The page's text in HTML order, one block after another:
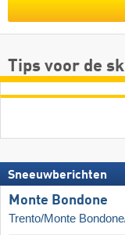
Tips voor de
Sneeuwberichten
Monte Bondone
Trento/Monte